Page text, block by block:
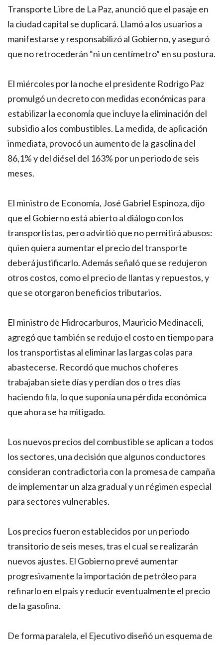
Transporte Libre de La Paz, anunció que el pasaje en
la ciudad capital se duplicará. Llamó a los usuarios a
manifestarse y responsabilizó al Gobierno, y aseguró
que no retrocederán “ni un centímetro” en su postura.
El miércoles por la noche el presidente Rodrigo Paz
promulgó un decreto con medidas económicas para
estabilizar la economía que incluye la eliminación del
subsidio a los combustibles. La medida, de aplicación
inmediata, provocó un aumento de la gasolina del
86,1% y del diésel del 163% por un periodo de seis
meses.
El ministro de Economía, José Gabriel Espinoza, dijo
que el Gobierno está abierto al diálogo con los
transportistas, pero advirtió que no permitirá abusos:
quien quiera aumentar el precio del transporte
deberá justificarlo. Además señaló que se redujeron
otros costos, como el precio de llantas y repuestos, y
que se otorgaron beneficios tributarios.
El ministro de Hidrocarburos, Mauricio Medinaceli,
agregó que también se redujo el costo en tiempo para
los transportistas al eliminar las largas colas para
abastecerse. Recordó que muchos choferes
trabajaban siete días y perdían dos o tres días
haciendo fila, lo que suponía una pérdida económica
que ahora se ha mitigado.
Los nuevos precios del combustible se aplican a todos
los sectores, una decisión que algunos conductores
consideran contradictoria con la promesa de campaña
de implementar un alza gradual y un régimen especial
para sectores vulnerables.
Los precios fueron establecidos por un periodo
transitorio de seis meses, tras el cual se realizarán
nuevos ajustes. El Gobierno prevé aumentar
progresivamente la importación de petróleo para
refinarlo en el país y reducir eventualmente el precio
de la gasolina.
De forma paralela, el Ejecutivo diseñó un esquema de